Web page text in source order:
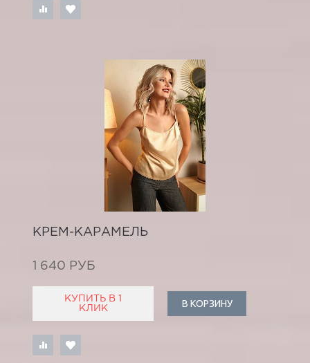
КРЕМ-КАРАМЕЛЬ
1 640 РУБ
КУПИТЬ В 1
КЛИК
В КОРЗИНУ